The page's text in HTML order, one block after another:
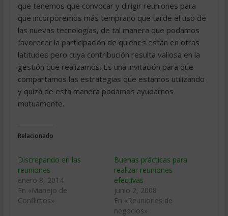
que tenemos que convocar y dirigir reuniones para
que incorporemos más temprano que tarde el uso de
las nuevas tecnologías, de tal manera que podamos
favorecer la participación de quienes están en otras
latitudes pero cuya contribución resulta valiosa en la
gestión que realizamos. Es una invitación para que
compartamos las estrategias que estamos utilizando
y quizá de esta manera podamos ayudarnos
mutuamente.
Relacionado
Discrepando en las
reuniones
enero 8, 2014
En «Manejo de
Conflictos»
Buenas prácticas para
realizar reuniones
efectivas
junio 2, 2008
En «Reuniones de
negocios»